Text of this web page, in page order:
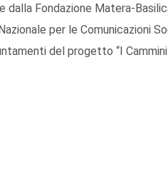
dalla Fondazione Matera-
per le Comunicazioni
del progetto “I